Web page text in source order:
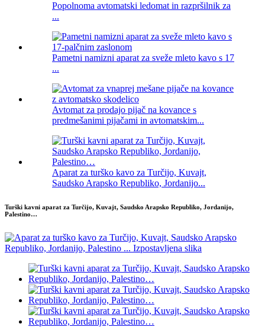
Popolnoma avtomatski ledomat in razpršilnik za
...
Pametni namizni aparat za sveže mleto kavo s 17
...
Avtomat za prodajo pijač na kovance s
predmešanimi pijačami in avtomatskim...
Aparat za turško kavo za Turčijo, Kuvajt,
Saudsko Arapsko Republiko, Jordanijo...
Turški kavni aparat za Turčijo, Kuvajt, Saudsko Arapsko Republiko, Jordanijo,
Palestino…